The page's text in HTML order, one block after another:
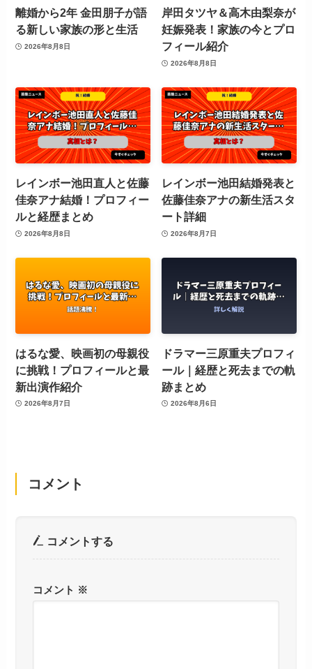
離婚から2年 金田朋子が語
る新しい家族の形と生活
2026年8月8日
岸田タツヤ＆高木由梨奈が
妊娠発表！家族の今とプロ
フィール紹介
2026年8月8日
レインボー池田直人と佐藤
佳奈アナ結婚！プロフィー
ルと経歴まとめ
2026年8月8日
レインボー池田結婚発表と
佐藤佳奈アナの新生活スタ
ート詳細
2026年8月7日
はるな愛、映画初の母親役
に挑戦！プロフィールと最
新出演作紹介
2026年8月7日
ドラマー三原重夫プロフィ
ール｜経歴と死去までの軌
跡まとめ
2026年8月6日
コメント
コメントする
コメント ※